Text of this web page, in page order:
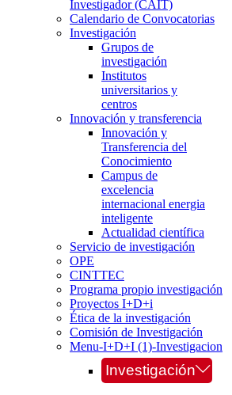
Investigador (CAIT)
Calendario de Convocatorias
Investigación
Grupos de
investigación
Institutos
universitarios y
centros
Innovación y transferencia
Innovación y
Transferencia del
Conocimiento
Campus de
excelencia
internacional energia
inteligente
Actualidad científica
Servicio de investigación
OPE
CINTTEC
Programa propio investigación
Proyectos I+D+i
Ética de la investigación
Comisión de Investigación
Menu-I+D+I (1)-Investigacion
Investigación